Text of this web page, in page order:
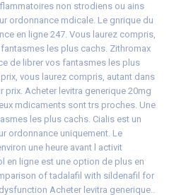
non strodiens ou ains
ordonnance mdicale. Le gnrique du
en ligne 247. Vous laurez compris,
les plus cachs. Zithromax
de librer vos fantasmes les plus
vous laurez compris, autant dans
prix. Acheter levitra generique 20mg
mdicaments sont trs proches. Une
les plus cachs. Cialis est un
ordonnance uniquement. Le
une heure avant l activit
en ligne est une option de plus en
of tadalafil with sildenafil for
Acheter levitra generique..